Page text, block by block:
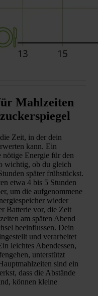
Mahlzeiten
Zeit, in der dein
kann. Ein
nötige Energie für den
wichtig, ob du gleich
später frühstückst.
etwa 4 bis 5 Stunden
um die aufgenommene
wieder
Batterie vor, die Zeit
am späten Abend
beeinflussen. Dein
und verarbeitet
leichtes Abendessen,
unterstützt
sind ein
dass die Abstände
können kleine